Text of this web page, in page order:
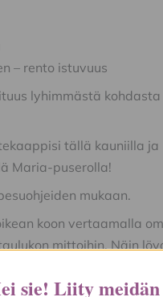
– rento istuvuus
lyhimmästä
tällä kauniilla ja
Maria-puserolla!
mukaan.
koon vertaamalla
mittoihin. Näin
oikeasta koosta,
sie! Liity meidän